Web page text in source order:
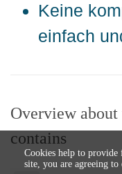
Keine
einfach
Overview
contains
Cookies help to
site, you are agreeing to